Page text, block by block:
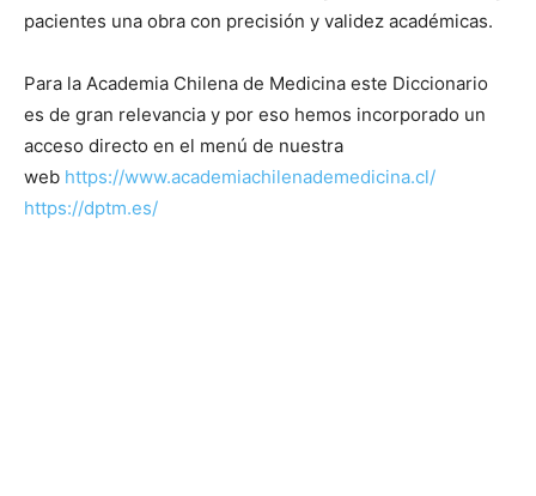
pacientes una obra con precisión y validez académicas.
Para la Academia Chilena de Medicina este Diccionario
es de gran relevancia y por eso hemos incorporado un
acceso directo en el menú de nuestra
web https://www.academiachilenademedicina.cl/
https://dptm.es/